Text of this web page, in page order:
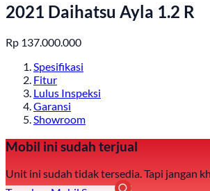
2021 Daihatsu Ayla 1.2 R
Rp 137.000.000
Spesifikasi
Fitur
Lulus Inspeksi
Garansi
Showroom
Mobil ini sudah terjual
Unit ini sudah tidak tersedia. Tapi jangan